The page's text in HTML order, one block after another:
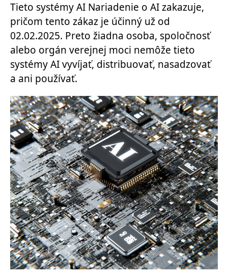
Tieto systémy AI Nariadenie o AI zakazuje,
pričom tento zákaz je účinný už od
02.02.2025. Preto žiadna osoba, spoločnosť
alebo orgán verejnej moci nemôže tieto
systémy AI vyvíjať, distribuovať, nasadzovať
a ani používať.